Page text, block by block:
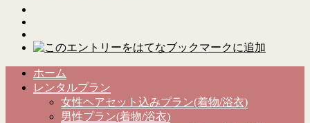
ホーム
レンタルプラン
女性ヘアセット込みプラン(着物/浴衣)
男性プラン(着物/浴衣)